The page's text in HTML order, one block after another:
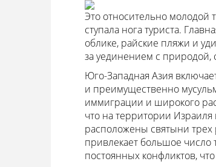
Это относительно молодой
ступала нога туриста.
облике, райские пляжи и
за уединением с природой,
Юго-Западная Азия
и преимущественно
иммиграции и широкого
что на территории
расположены святыни трех
привлекает большое число
постоянных конфликтов,